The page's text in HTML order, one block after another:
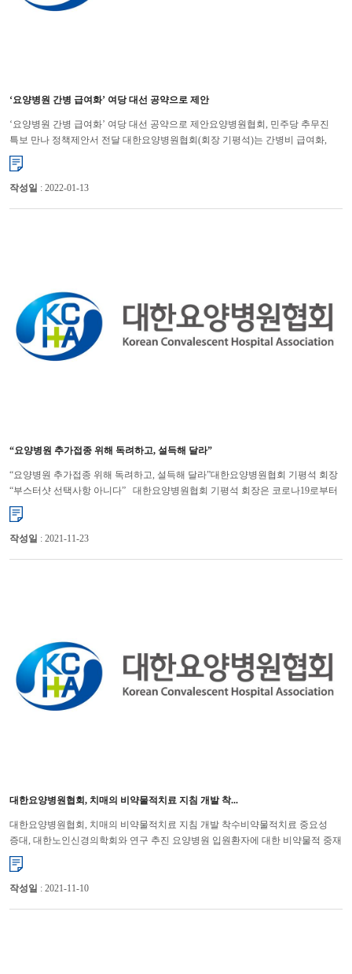
‘요양병원 간병 급여화’ 여당 대선 공약으로 제안
‘요양병원 간병 급여화’ 여당 대선 공약으로 제안요양병원협회, 민주당 추무진
특보 만나 정책제안서 전달 대한요양병원협회(회장 기평석)는 간병비 급여화,
요양병원의 의료적 기능 강화를 위한 전문병동제 도입을 더불...
작성일 : 2022-01-13
“요양병원 추가접종 위해 독려하고, 설득해 달라”
“요양병원 추가접종 위해 독려하고, 설득해 달라”대한요양병원협회 기평석 회장
“부스터샷 선택사항 아니다” 대한요양병원협회 기평석 회장은 코로나19로부터
요양병원 입원환자들을 보호할 수 있는 유일한 ...
작성일 : 2021-11-23
대한요양병원협회, 치매의 비약물적치료 지침 개발 착...
대한요양병원협회, 치매의 비약물적치료 지침 개발 착수비약물적치료 중요성
증대, 대한노인신경의학회와 연구 추진 요양병원 입원환자에 대한 비약물적 중재
및 환자안전 체계 개선을 통한 적절한 진료 제공을 위해 지침 ...
작성일 : 2021-11-10